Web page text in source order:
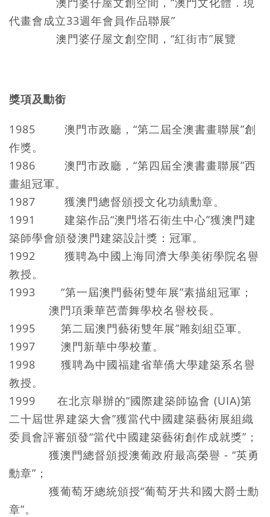
代畫會成立33週年會員作品聯展”
澳門婆仔屋文創空間，“紅街市”展覽
獎項及勳銜
1985 澳門市政廳，“第二屆全澳書畫聯展”創
作獎。
1986 澳門市政廳，“第四屆全澳書畫聯展”西
畫組冠軍。
1987 獲澳門總督頒授文化功績勳章。
1991 建築作品“澳門塔石衛生中心”獲澳門建
築師學會頒發澳門建築設計獎：冠軍。
1992 獲聘為中國上海同濟大學美術學院名譽
教授。
1993 “第一屆澳門藝術雙年展”素描組冠軍；
澳門項秉華芭蕾舞學校名譽校長。
1995 第二屆澳門藝術雙年展”雕刻組亞軍。
1997 澳門新華中學校董。
1998 獲聘為中國福建省華僑大學建築系名譽
教授。
1999 在北京舉辦的“國際建築師協會 (UIA)第
二十屆世界建築大會”獲當代中國建築藝術展組織
委員會評審頒發“當代中國建築藝術創作成就獎”；
獲澳門總督頒授澳葡政府最高榮譽 - “英勇
勳章”；
獲葡萄牙總統頒授“葡萄牙共和國大爵士勳
章”。